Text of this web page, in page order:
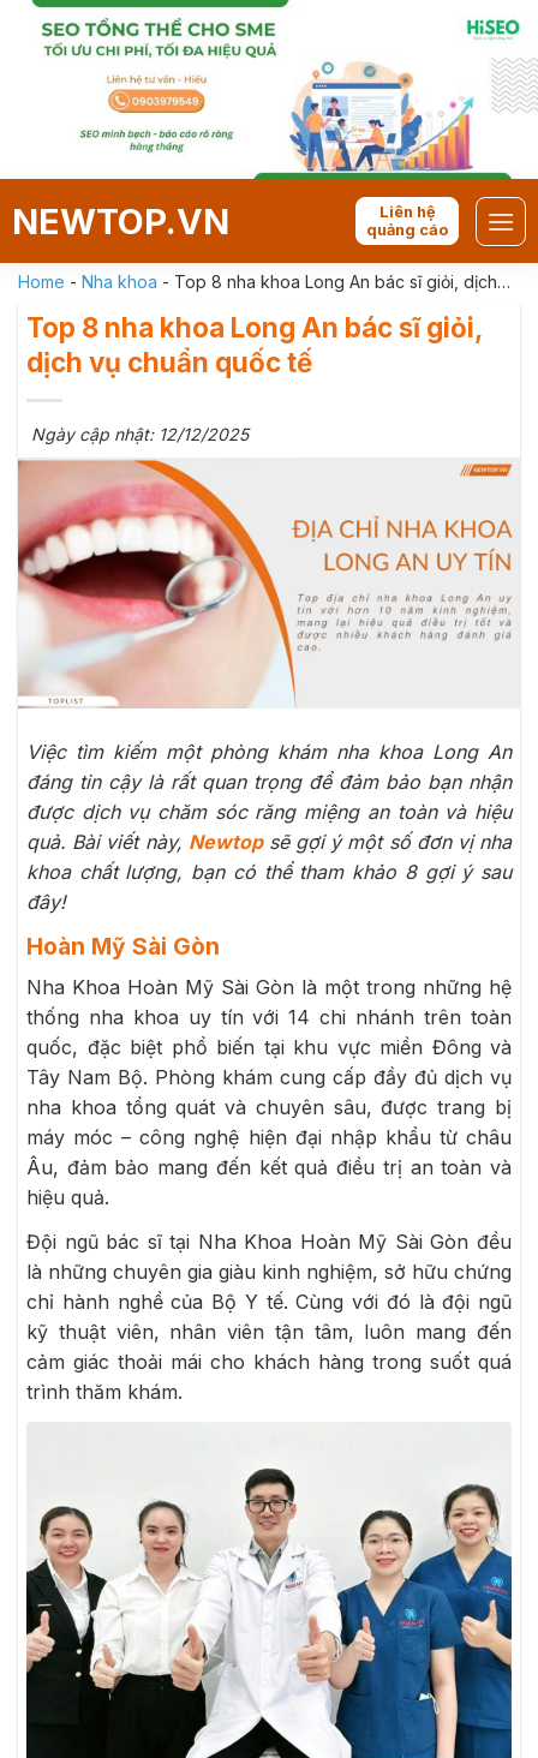
Skip
NEWTOP.VN
Liên hệ
quảng cáo
Home - Nha khoa - Top 8 nha khoa Long An bác sĩ giỏi, dịch
Top 8 nha khoa Long An bác sĩ giỏi,
dịch vụ chuẩn quốc tế
Ngày cập nhật: 12/12/2025
Việc tìm kiếm một phòng khám nha khoa Long An
đáng tin cậy là rất quan trọng để đảm bảo bạn nhận
được dịch vụ chăm sóc răng miệng an toàn và hiệu
quả. Bài viết này, Newtopsẽ gợi ý một số đơn vị nha
khoa chất lượng, bạn có thể tham khảo 8 gợi ý sau
đây!
Hoàn Mỹ Sài Gòn
Nha Khoa Hoàn Mỹ Sài Gòn là một trong những hệ
thống nha khoa uy tín với 14 chi nhánh trên toàn
quốc, đặc biệt phổ biến tại khu vực miền Đông và
Tây Nam Bộ. Phòng khám cung cấp đầy đủ dịch vụ
nha khoa tổng quát và chuyên sâu, được trang bị
máy móc – công nghệ hiện đại nhập khẩu từ châu
Âu, đảm bảo mang đến kết quả điều trị an toàn và
hiệu quả.
Đội ngũ bác sĩ tại Nha Khoa Hoàn Mỹ Sài Gòn đều
là những chuyên gia giàu kinh nghiệm, sở hữu chứng
chỉ hành nghề của Bộ Y tế. Cùng với đó là đội ngũ
kỹ thuật viên, nhân viên tận tâm, luôn mang đến
cảm giác thoải mái cho khách hàng trong suốt quá
trình thăm khám.